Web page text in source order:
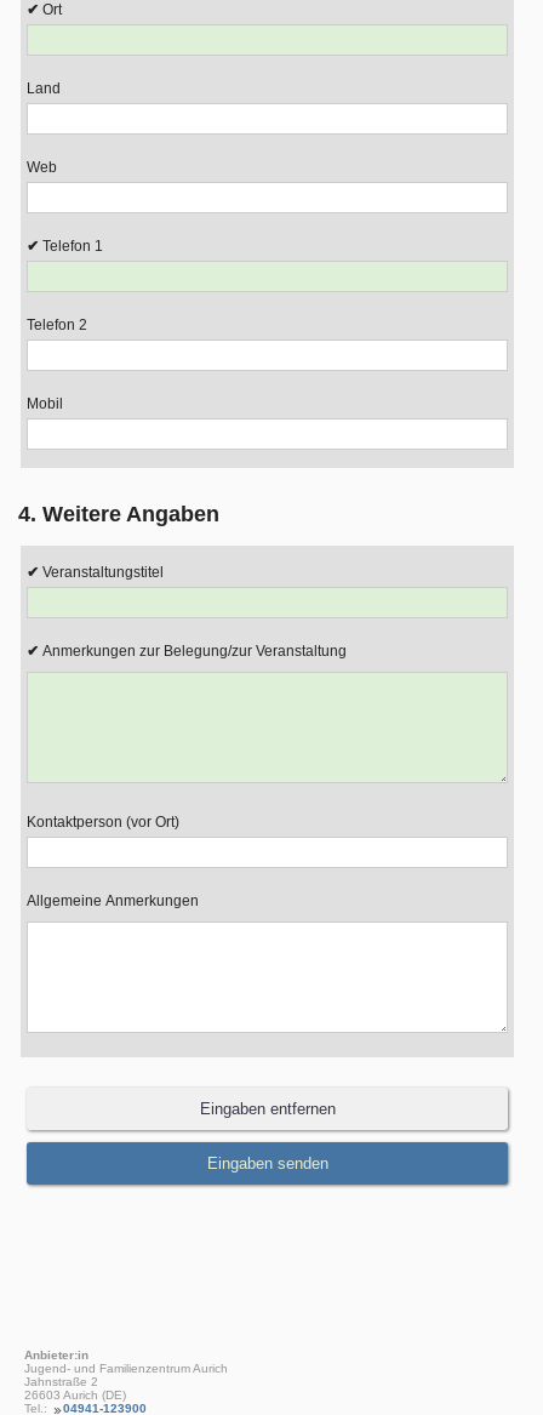
Ort
Land
Web
Telefon 1
Telefon 2
Mobil
4. Weitere Angaben
Veranstaltungstitel
Anmerkungen zur Belegung/zur Veranstaltung
Kontaktperson (vor Ort)
Allgemeine Anmerkungen
Anbieter:in
Jugend- und Familienzentrum Aurich
Jahnstraße 2
26603 Aurich (DE)
Tel.:
04941-123900